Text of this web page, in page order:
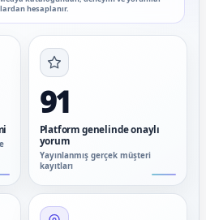
hesaplanır.
91
Platform genelinde onaylı
yorum
Yayınlanmış gerçek müşteri
kayıtları